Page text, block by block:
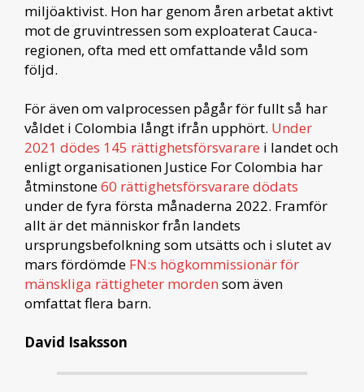
miljöaktivist. Hon har genom åren arbetat aktivt
mot de gruvintressen som exploaterat Cauca-
regionen, ofta med ett omfattande våld som
följd.
För även om valprocessen pågår för fullt så har
våldet i Colombia långt ifrån upphört. Under
2021 dödes 145 rättighetsförsvarare i landet och
enligt organisationen Justice For Colombia har
åtminstone60 rättighetsförsvarare dödats
under de fyra första månaderna 2022. Framför
allt är det människor från landets
ursprungsbefolkning som utsätts och i slutet av
mars fördömde FN:s högkommissionär för
mänskliga rättigheter morden som även
omfattat flera barn.
David Isaksson